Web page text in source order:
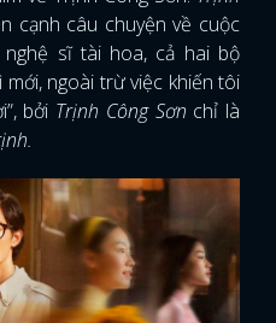
cạnh câu chuyện về cuộc
sĩ tài hoa, cả hai bộ
ngoài trừ việc khiến tôi
bởi Trịnh Công Sơn chỉ là